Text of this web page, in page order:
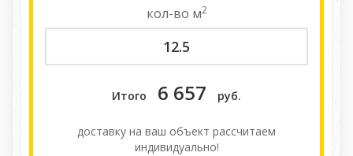
кол-во м2
Итого 6 657 руб.
доставку на ваш объект расcчитаем
индивидуально!